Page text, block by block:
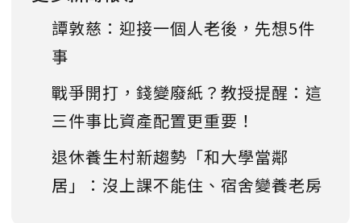
譚敦慈：迎接一個人老後，先想5件
事
戰爭開打，錢變廢紙？教授提醒：這
三件事比資產配置更重要！
退休養生村新趨勢「和大學當鄰
居」：沒上課不能住、宿舍變養老房